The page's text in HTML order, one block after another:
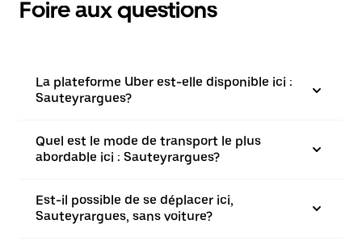
Foire aux questions
La plateforme Uber est-elle disponible ici :
Sauteyrargues?
Quel est le mode de transport le plus
abordable ici : Sauteyrargues?
Est-il possible de se déplacer ici,
Sauteyrargues, sans voiture?